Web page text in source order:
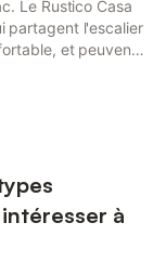
Le Rustico Casa
partagent l'escalier
et peuvent
90 mètres de
à